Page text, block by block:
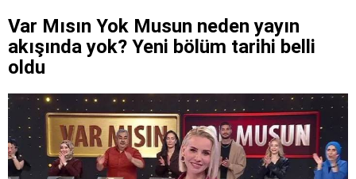
Var Mısın Yok Musun neden yayın
akışında yok? Yeni bölüm tarihi belli
oldu